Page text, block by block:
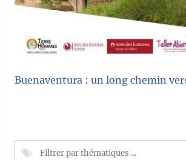
Buenaventura : un long chemin